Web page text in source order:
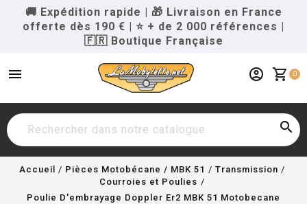
🚚 Expédition rapide | 🎁 Livraison en France
offerte dès 190 € | ⭐ + de 2 000 références |
🇫🇷 Boutique Française
menu shopping_cart 0
account_circle

Accueil Pièces Motobécane / MBK 51
Transmission
Courroies et Poulies
Poulie D'embrayage Doppler Er2 MBK 51 Motobecane